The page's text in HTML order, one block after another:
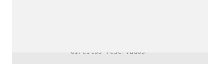
direitos reservados.